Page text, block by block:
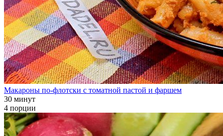
Макароны по-флотски с томатной пастой и фаршем
30 минут
4 порции